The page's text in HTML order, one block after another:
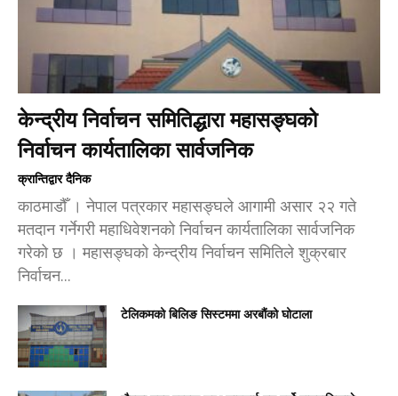
केन्द्रीय निर्वाचन समितिद्धारा महासङ्घको
निर्वाचन कार्यतालिका सार्वजनिक
क्रान्तिद्वार दैनिक
काठमाडौँ । नेपाल पत्रकार महासङ्घले आगामी असार २२ गते
मतदान गर्नेगरी महाधिवेशनको निर्वाचन कार्यतालिका सार्वजनिक
गरेको छ । महासङ्घको केन्द्रीय निर्वाचन समितिले शुक्रबार
निर्वाचन...
टेलिकमको बिलिङ सिस्टममा अरबौंको घोटाला